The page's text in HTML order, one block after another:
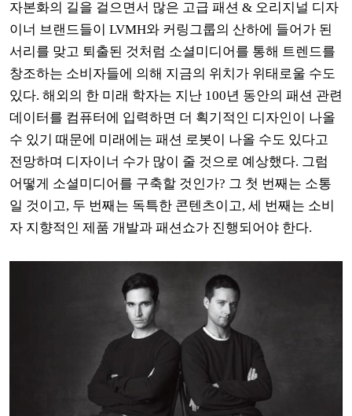
자본화의 길을 걸으면서 많은 고급 패션 & 오리지널 디자
이너 브랜드들이 LVMH와 커링그룹의 산하에 들어가 된
서리를 맞고 퇴출된 것처럼 소셜미디어를 통해 트렌드를
창조하는 소비자들에 의해 지금의 위치가 위태로울 수도
있다. 해외의 한 미래 학자는 지난 100년 동안의 패션 관련
데이터를 컴퓨터에 입력하면 더 획기적인 디자인이 나올
수 있기 때문에 미래에는 패션 로봇이 나올 수도 있다고
전망하며 디자이너 수가 많이 줄 것으로 예상했다. 그럼
어떻게 소셜미디어를 구축할 것인가? 그 첫 번째는 소통
일 것이고, 두 번째는 독특한 콘텐츠이고, 세 번째는 소비
자 지향적인 제품 개발과 패션쇼가 진행되어야 한다.